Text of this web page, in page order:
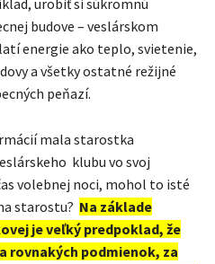
urobiť si súkromnú
budove – veslárskom
energie ako teplo, svietenie,
a všetky ostatné režijné
peňazí.
mala starostka
klubu vo svoj
volebnej noci, mohol to isté
starostu? Na základe
je veľký predpoklad, že
rovnakých podmienok, za